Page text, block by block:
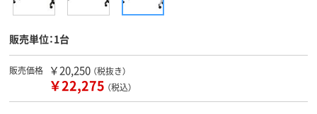
販売単位：1台
販売価格 ￥20,250 （税抜き）
￥22,275 （税込）